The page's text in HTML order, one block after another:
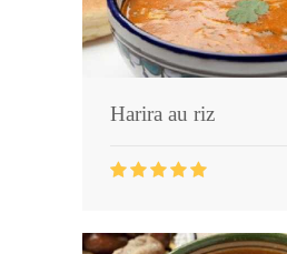
Harira au riz